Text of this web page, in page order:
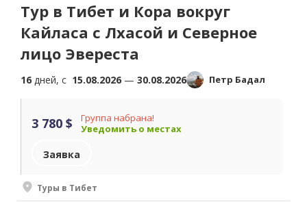
Тур в Тибет и Кора вокруг
Кайласа с Лхасой и Северное
лицо Эвереста
16 дней, c 15.08.2026 — 30.08.2026 Петр Бадал
3 780 $
Группа набрана!
Уведомить о местах
Заявка
Туры в Тибет